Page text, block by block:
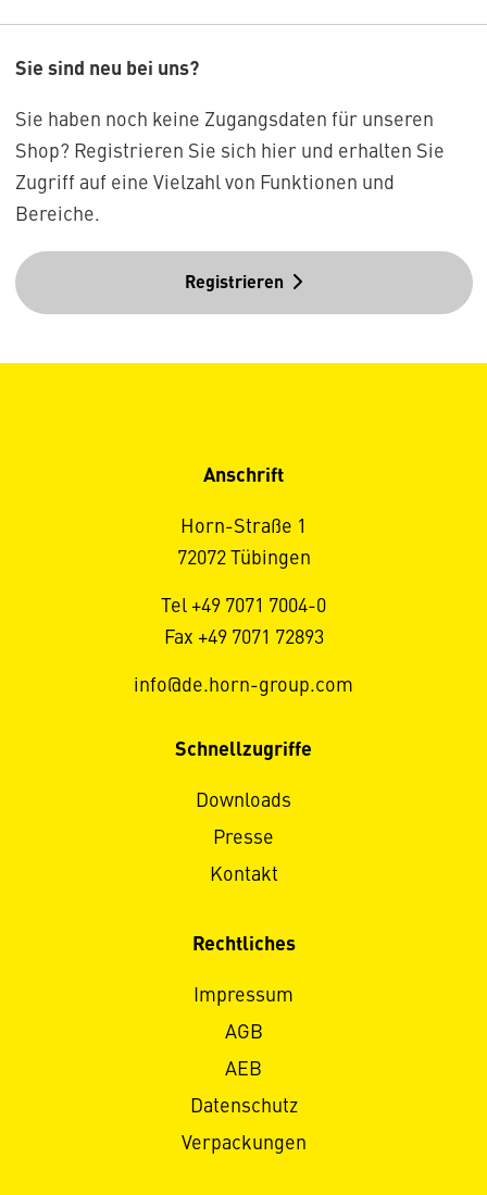
Sie sind neu bei uns?
Sie haben noch keine Zugangsdaten für unseren
Shop? Registrieren Sie sich hier und erhalten Sie
Zugriff auf eine Vielzahl von Funktionen und
Bereiche.
Registrieren
Anschrift
Horn-Straße 1
72072 Tübingen
Tel +49 7071 7004-0
Fax +49 7071 72893
info@de.horn-group.com
Schnellzugriffe
Downloads
Presse
Kontakt
Rechtliches
Impressum
AGB
AEB
Datenschutz
Verpackungen